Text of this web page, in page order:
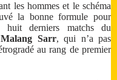
les hommes et le schéma
la bonne formule pour
huit derniers matchs du
Malang Sarr, qui n’a pas
au rang de premier